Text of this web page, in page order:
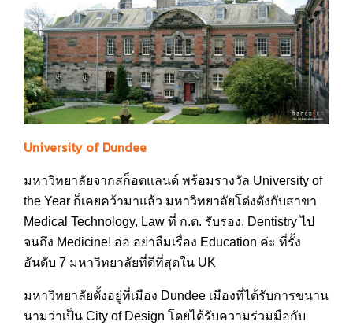
University of Dundee
มหาวิทยาลัยจากสก็อตแลนด์ พร้อมรางวัล University of
the Year ก็เคยคว้ามาแล้ว มหาวิทยาลัยโด่งดังกับสาขา
Medical Technology, Law ที่ ก.ต. รับรอง, Dentistry ไป
จนถึง Medicine! อ่อ อย่าลืมเรื่อง Education ค่ะ ที่รั้ง
อันดับ 7 มหาวิทยาลัยที่ดีที่สุดใน UK
มหาวิทยาลัยตั้งอยู่ที่เมือง Dundee เมืองที่ได้รับการขนาน
นามว่าเป็น City of Design โดยได้รับความร่วมมือกับ